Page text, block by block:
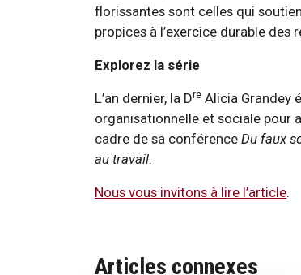
florissantes sont celles qui
propices à l’exercice durable des
Explorez la série
L’an dernier, la Dre Alicia Grandey
organisationnelle et sociale pour
cadre de sa conférence Du faux
au travail.
Nous vous invitons à lire l’article.
Articles connexes